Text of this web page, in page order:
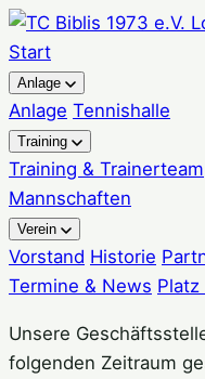
Zum
Inhalt
springen
Start
Anlage
Anlage Tennishalle
Training
Training & Trainerteam
Mannschaften
Verein
Vorstand Historie
Termine & News Platz
Unsere
folgenden Zeitraum